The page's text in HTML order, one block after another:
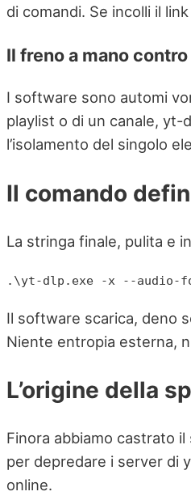
di comandi. Se incolli il
Il freno a mano
I software sono automi
playlist o di un canale, yt-
l’isolamento del singolo
Il comando
La stringa finale, pulita e
.\yt-dlp.exe -x --audio-
Il software scarica, deno
Niente entropia esterna,
L’origine della
Finora abbiamo castrato
per depredare i server di
online.